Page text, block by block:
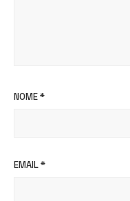
NOME*
EMAIL*